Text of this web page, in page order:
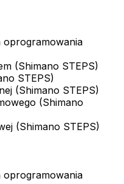
oprogramowania
(Shimano STEPS)
STEPS)
(Shimano STEPS)
(Shimano
(Shimano STEPS)
oprogramowania